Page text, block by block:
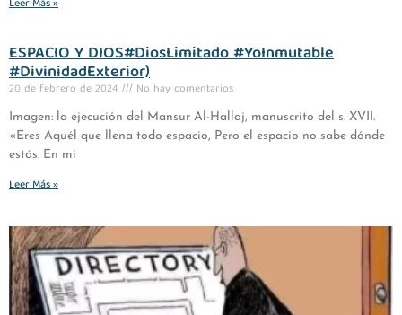
Leer Más »
ESPACIO Y DIOS#DiosLimitado #YoInmutable
#DivinidadExterior)
20 de febrero de 2024 No hay comentarios
Imagen: la ejecución del Mansur Al-Hallaj, manuscrito del s. XVII.
«Eres Aquél que llena todo espacio, Pero el espacio no sabe dónde
estás. En mi
Leer Más »